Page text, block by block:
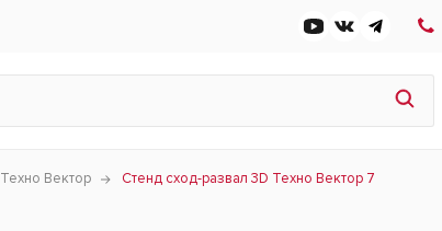
Техно Вектор Стенд сход-развал 3D Техно Вектор 7